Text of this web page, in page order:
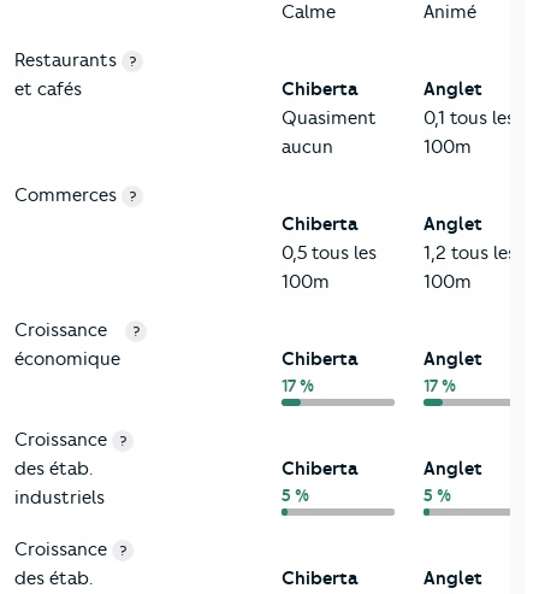
Calme
Animé
Restaurants
et cafés
?
Chiberta
Quasiment
aucun
Anglet
0,1 tous les
100m
Commerces ?
Chiberta
0,5 tous les
100m
Anglet
1,2 tous les
100m
Croissance
économique
?
Chiberta
17 %
Anglet
17 %
Croissance
des étab.
industriels
?
Chiberta
5 %
Anglet
5 %
Croissance
des étab.
?
Chiberta Anglet